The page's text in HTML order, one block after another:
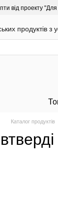
від проекту
продуктів з
Каталог продуктів